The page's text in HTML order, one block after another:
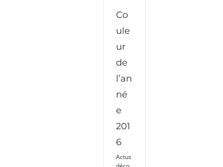
Couleur
de
l’année
2016
Co
ule
ur
de
l’an
né
e
201
6
Actus